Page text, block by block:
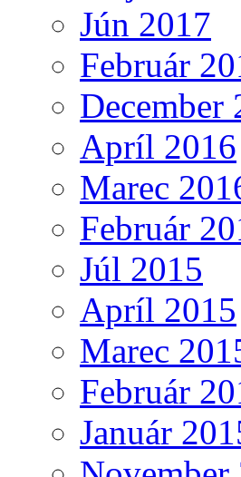
Jún 2017
Február
December
Apríl 2016
Marec
Február
Júl 2015
Apríl 2015
Marec
Február
Január